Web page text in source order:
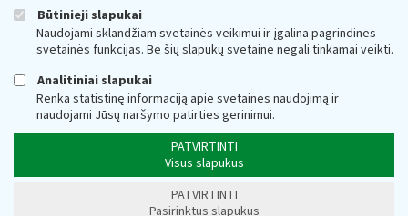
Būtinieji slapukai
Naudojami sklandžiam svetainės veikimui ir įgalina pagrindines
svetainės funkcijas. Be šių slapukų svetainė negali tinkamai veikti.
Analitiniai slapukai
Renka statistinę informaciją apie svetainės naudojimą ir
naudojami Jūsų naršymo patirties gerinimui.
PATVIRTINTI
Visus slapukus
PATVIRTINTI
Pasirinktus slapukus